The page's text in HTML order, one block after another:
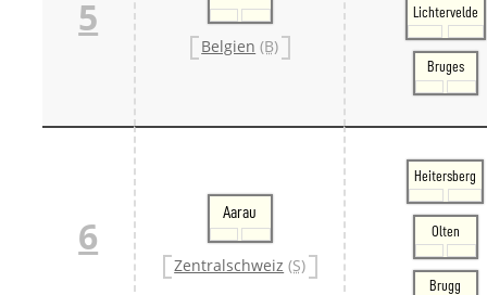
5
Belgien (B)
Lichtervelde
Bruges
6
Aarau
Zentralschweiz (S)
Heitersberg
Olten
Brugg